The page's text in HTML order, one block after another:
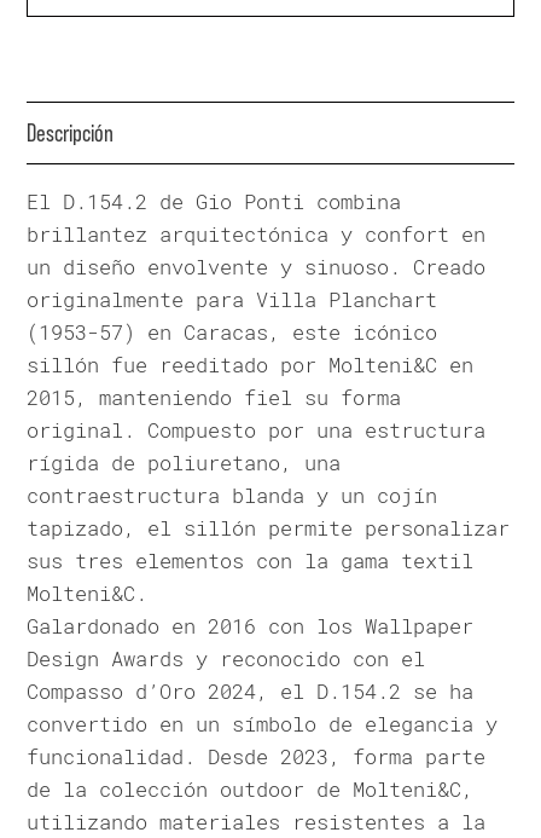
Descripción
El D.154.2 de Gio Ponti combina
brillantez arquitectónica y confort en
un diseño envolvente y sinuoso. Creado
originalmente para Villa Planchart
(1953-57) en Caracas, este icónico
sillón fue reeditado por Molteni&C en
2015, manteniendo fiel su forma
original. Compuesto por una estructura
rígida de poliuretano, una
contraestructura blanda y un cojín
tapizado, el sillón permite personalizar
sus tres elementos con la gama textil
Molteni&C.
Galardonado en 2016 con los Wallpaper
Design Awards y reconocido con el
Compasso d’Oro 2024, el D.154.2 se ha
convertido en un símbolo de elegancia y
funcionalidad. Desde 2023, forma parte
de la colección outdoor de Molteni&C,
utilizando materiales resistentes a la